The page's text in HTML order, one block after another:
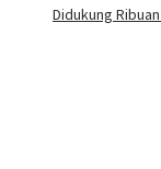
Didukung